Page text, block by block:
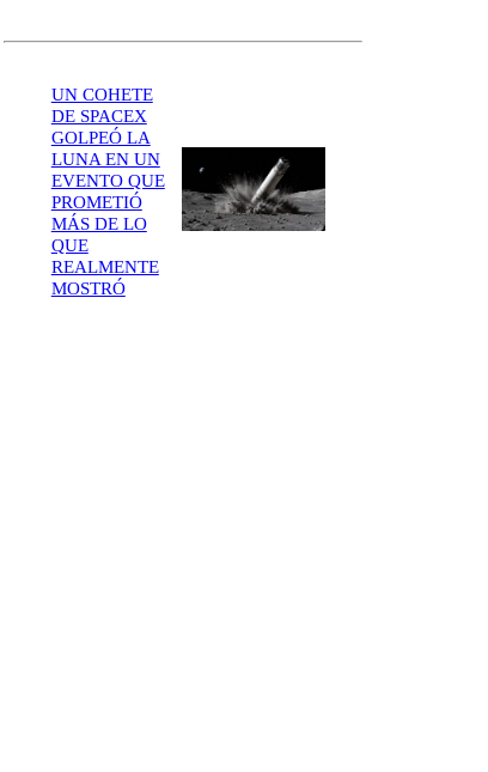
UN COHETE
DE SPACEX
GOLPEÓ LA
LUNA EN UN
EVENTO QUE
PROMETIÓ
MÁS DE LO
QUE
REALMENTE
MOSTRÓ